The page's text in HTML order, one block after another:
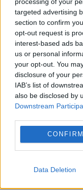
targeted advertising
section to confirm
opt-out request is
interest-based ads
us or personal
your opt-out. You
disclosure of your
IAB’s list of
also be disclosed by
Downstream
CONFIRM
Data Deletion
restanțe la
Regula pe
străinătate
contribuțiile
watergate